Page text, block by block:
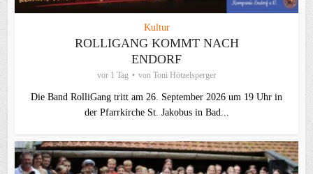
Kultur
ROLLIGANG KOMMT NACH
ENDORF
vor 1 Tag von Toni Hötzelsperger
Die Band RolliGang tritt am 26. September 2026 um 19 Uhr in
der Pfarrkirche St. Jakobus in Bad...